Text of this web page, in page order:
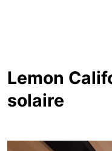
Lemon
solaire